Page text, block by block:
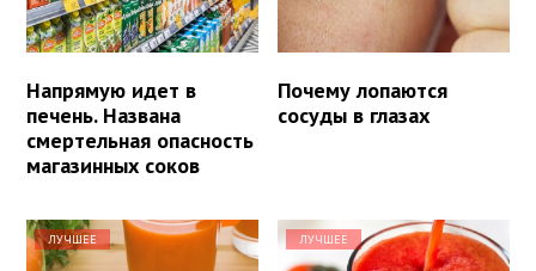
Напрямую идет в
печень. Названа
смертельная опасность
магазинных соков
Почему лопаются
сосуды в глазах
ЛУЧШЕЕ ЛУЧШЕЕ